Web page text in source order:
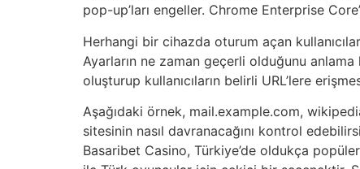
pop-up’ları engeller. Chrome Enterprise
Herhangi bir cihazda oturum açan
Ayarların ne zaman geçerli olduğunu
oluşturup kullanıcıların belirli URL’lere
Aşağıdaki örnek, mail.example.com,
sitesinin nasıl davranacağını kontrol
Basaribet Casino, Türkiye’de oldukça